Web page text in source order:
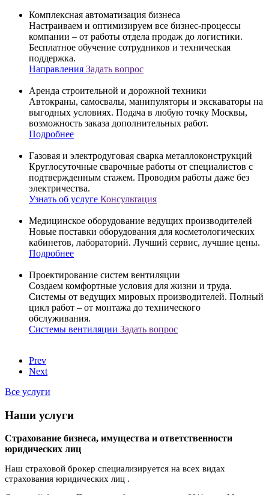
Комплексная автоматизация бизнеса
Настраиваем и оптимизируем все бизнес-процессы
компании – от работы отдела продаж до логистики.
Бесплатное обучение сотрудников и техническая
поддержка.
Направления Задать вопрос
Аренда строительной и дорожной техники
Автокраны, самосвалы, манипуляторы и экскаваторы на
выгодных условиях. Подача в любую точку Москвы,
возможность заказа дополнительных работ.
Подробнее
Газовая и электродуговая сварка металлоконструкций
Круглосуточные сварочные работы от специалистов с
подтвержденным стажем. Проводим работы даже без
электричества.
Узнать об услуге Консультация
Медицинское оборудование ведущих производителей
Новые поставки оборудования для косметологических
кабинетов, лабораторий. Лучший сервис, лучшие цены.
Подробнее
Проектирование систем вентиляции
Создаем комфортные условия для жизни и труда.
Системы от ведущих мировых производителей. Полный
цикл работ – от монтажа до технического
обслуживания.
Системы вентиляции Задать вопрос
Prev
Next
Все услуги
Наши услуги
Страхование бизнеса, имущества и ответственности
юридических лиц
Наш страховой брокер специализируется на всех видах
страхования юридических лиц .